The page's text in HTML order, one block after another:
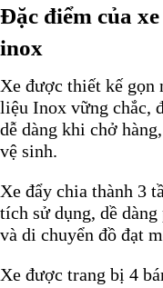
Đặc điểm của
inox
Xe được thiết kế gọn
liệu Inox vững chắc,
dễ dàng khi chở
vệ sinh.
Xe đẩy chia thành 3
tích sử dụng, dề
và di chuyển đồ đạt
Xe được trang bị 4